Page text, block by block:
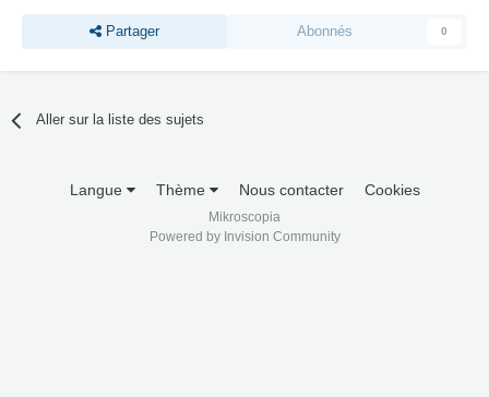
Partager Abonnés 0
Aller sur la liste des sujets
Langue Thème Nous contacter Cookies
Mikroscopia
Powered by Invision Community